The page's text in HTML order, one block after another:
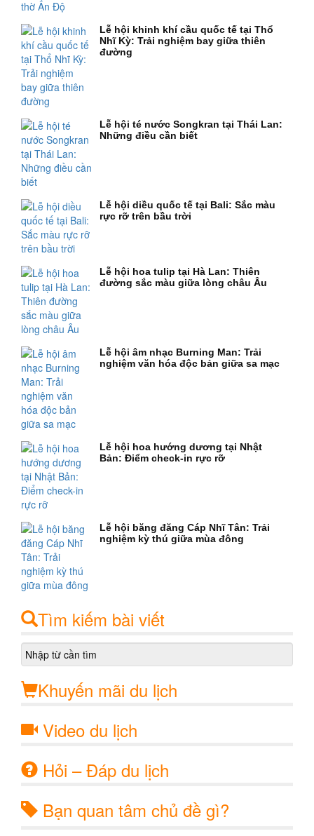
Lễ hội khinh khí cầu quốc tế tại Thổ
Nhĩ Kỳ: Trải nghiệm bay giữa thiên
đường
Lễ hội té nước Songkran tại Thái Lan:
Những điều cần biết
Lễ hội diều quốc tế tại Bali: Sắc màu
rực rỡ trên bầu trời
Lễ hội hoa tulip tại Hà Lan: Thiên
đường sắc màu giữa lòng châu Âu
Lễ hội âm nhạc Burning Man: Trải
nghiệm văn hóa độc bản giữa sa mạc
Lễ hội hoa hướng dương tại Nhật
Bản: Điểm check-in rực rỡ
Lễ hội băng đăng Cáp Nhĩ Tân: Trải
nghiệm kỳ thú giữa mùa đông
Tìm kiếm bài viết
Khuyến mãi du lịch
Video du lịch
Hỏi – Đáp du lịch
Bạn quan tâm chủ đề gì?